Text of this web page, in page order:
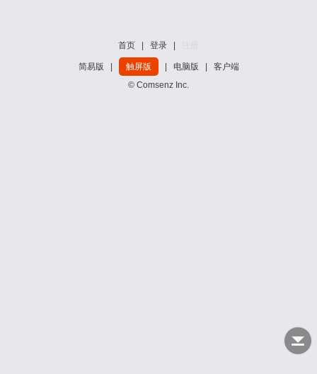
首页 登录
简易版 触屏版 电脑版
客户端
© Comsenz Inc.